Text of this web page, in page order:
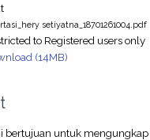
setiyatna_18701261004.pdf
to Registered users only
(14MB)
bertujuan untuk